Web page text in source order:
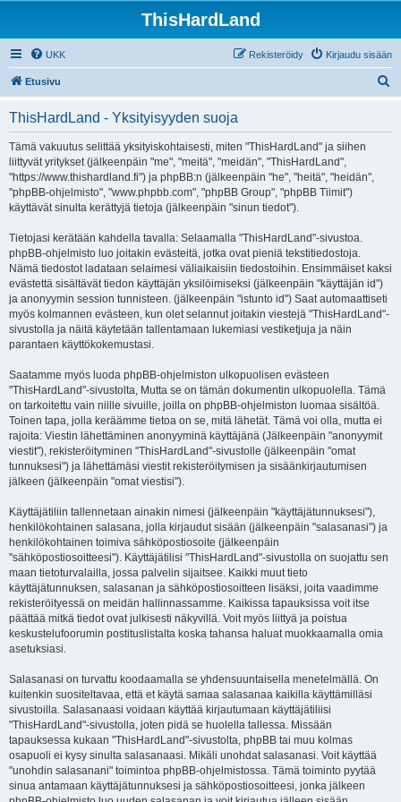
ThisHardLand
UKK Kirjaudu sisään
Rekisteröidy
Etusivu
ThisHardLand - Yksityisyyden suoja
Tämä vakuutus selittää yksityiskohtaisesti, miten "ThisHardLand" ja siihen
liittyvät yritykset (jälkeenpäin "me", "meitä", "meidän", "ThisHardLand",
"https://www.thishardland.fi") ja phpBB:n (jälkeenpäin "he", "heitä", "heidän",
"phpBB-ohjelmisto", "www.phpbb.com", "phpBB Group", "phpBB Tiimit")
käyttävät sinulta kerättyjä tietoja (jälkeenpäin "sinun tiedot").
Tietojasi kerätään kahdella tavalla: Selaamalla "ThisHardLand"-sivustoa.
phpBB-ohjelmisto luo joitakin evästeitä, jotka ovat pieniä tekstitiedostoja.
Nämä tiedostot ladataan selaimesi väliaikaisiin tiedostoihin. Ensimmäiset kaksi
evästettä sisältävät tiedon käyttäjän yksilöimiseksi (jälkeenpäin "käyttäjän id")
ja anonyymin session tunnisteen. (jälkeenpäin "istunto id") Saat automaattiseti
myös kolmannen evästeen, kun olet selannut joitakin viestejä "ThisHardLand"-
sivustolla ja näitä käytetään tallentamaan lukemiasi vestiketjuja ja näin
parantaen käyttökokemustasi.
Saatamme myös luoda phpBB-ohjelmiston ulkopuolisen evästeen
"ThisHardLand"-sivustolta, Mutta se on tämän dokumentin ulkopuolella. Tämä
on tarkoitettu vain niille sivuille, joilla on phpBB-ohjelmiston luomaa sisältöä.
Toinen tapa, jolla keräämme tietoa on se, mitä lähetät. Tämä voi olla, mutta ei
rajoita: Viestin lähettäminen anonyyminä käyttäjänä (Jälkeenpäin "anonyymit
viestit"), rekisteröityminen "ThisHardLand"-sivustolle (jälkeenpäin "omat
tunnuksesi") ja lähettämäsi viestit rekisteröitymisen ja sisäänkirjautumisen
jälkeen (jälkeenpäin "omat viestisi").
Käyttäjätiliin tallennetaan ainakin nimesi (jälkeenpäin "käyttäjätunnuksesi"),
henkilökohtainen salasana, jolla kirjaudut sisään (jälkeenpäin "salasanasi") ja
henkilökohtainen toimiva sähköpostiosoite (jälkeenpäin
"sähköpostiosoitteesi"). Käyttäjätilisi "ThisHardLand"-sivustolla on suojattu sen
maan tietoturvalailla, jossa palvelin sijaitsee. Kaikki muut tieto
käyttäjätunnuksen, salasanan ja sähköpostiosoitteen lisäksi, joita vaadimme
rekisteröityessä on meidän hallinnassamme. Kaikissa tapauksissa voit itse
päättää mitkä tiedot ovat julkisesti näkyvillä. Voit myös liittyä ja poistua
keskustelufoorumin postituslistalta koska tahansa haluat muokkaamalla omia
asetuksiasi.
Salasanasi on turvattu koodaamalla se yhdensuuntaisella menetelmällä. On
kuitenkin suositeltavaa, että et käytä samaa salasanaa kaikilla käyttämilläsi
sivustoilla. Salasanaasi voidaan käyttää kirjautumaan käyttäjätiliisi
"ThisHardLand"-sivustolla, joten pidä se huolella tallessa. Missään
tapauksessa kukaan "ThisHardLand"-sivustolta, phpBB tai muu kolmas
osapuoli ei kysy sinulta salasanaasi. Mikäli unohdat salasanasi. Voit käyttää
"unohdin salasanani" toimintoa phpBB-ohjelmistossa. Tämä toiminto pyytää
sinua antamaan käyttäjätunnuksesi ja sähköpostiosoitteesi, jonka jälkeen